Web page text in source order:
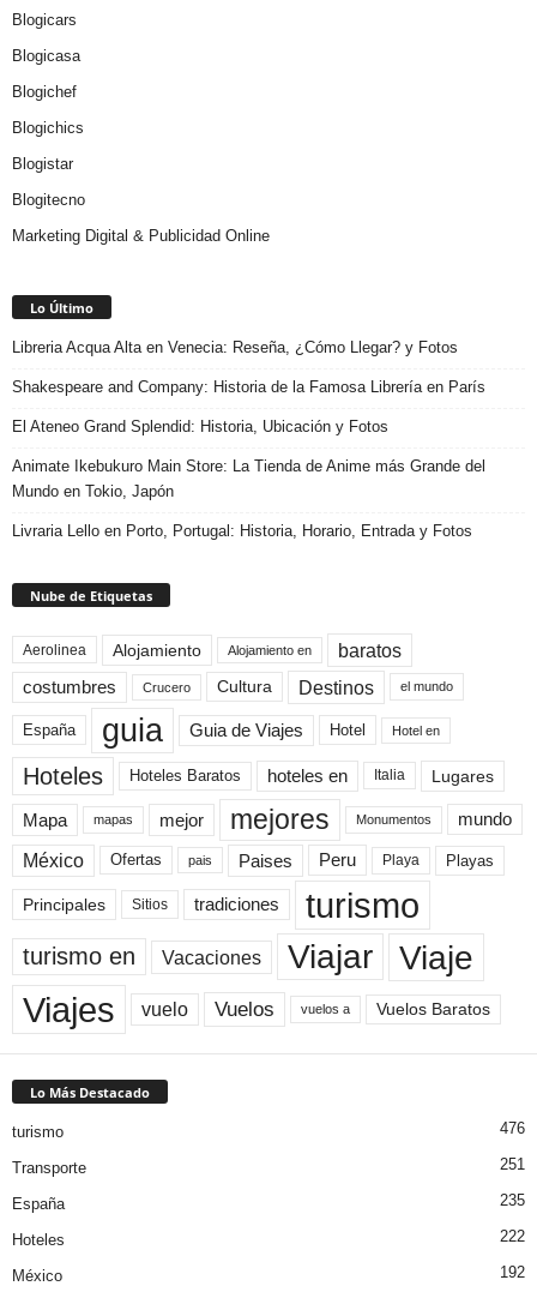
Blogicars
Blogicasa
Blogichef
Blogichics
Blogistar
Blogitecno
Marketing Digital & Publicidad Online
Lo Último
Libreria Acqua Alta en Venecia: Reseña, ¿Cómo Llegar? y Fotos
Shakespeare and Company: Historia de la Famosa Librería en París
El Ateneo Grand Splendid: Historia, Ubicación y Fotos
Animate Ikebukuro Main Store: La Tienda de Anime más Grande del
Mundo en Tokio, Japón
Livraria Lello en Porto, Portugal: Historia, Horario, Entrada y Fotos
Nube de Etiquetas
Aerolinea Alojamiento Alojamiento en baratos
costumbres Crucero Cultura Destinos el mundo
España guia Guia de Viajes Hotel Hotel en
Hoteles Hoteles Baratos hoteles en Italia Lugares
Mapa mapas mejor mejores Monumentos mundo
México Ofertas pais Paises Peru Playa Playas
Principales Sitios tradiciones turismo
turismo en Vacaciones Viajar Viaje
Viajes vuelo Vuelos vuelos a Vuelos Baratos
Lo Más Destacado
turismo 476
Transporte 251
España 235
Hoteles 222
México 192